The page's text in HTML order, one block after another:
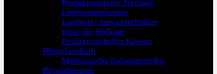
Produktionsleiter Freiland-
Legehennenfarmen
Landwirt / Servicetechniker
Käser für Hofkäse
Produktionshelfer Käserei
Pflegefachkraft
Medizinische Fachangestellte
Physiotherapie